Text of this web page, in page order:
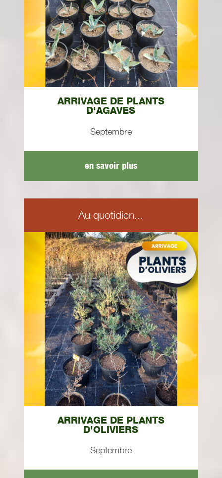
ARRIVAGE DE PLANTS
D'AGAVES
Septembre
en savoir plus
Au quotidien...
ARRIVAGE DE PLANTS
D'OLIVIERS
Septembre